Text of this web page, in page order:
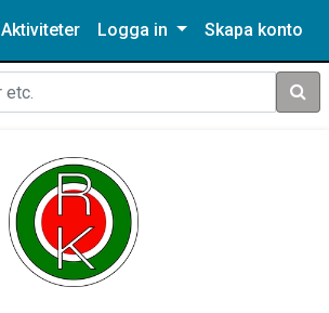
Aktiviteter Logga in Skapa konto
Sök